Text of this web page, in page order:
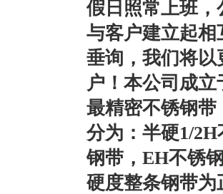
假日照常上班，
与客户建立起
垂询，我们将
户！本公司成
最精密不锈钢带
分为：半硬1/
钢带，EH不锈
硬度整条钢带为